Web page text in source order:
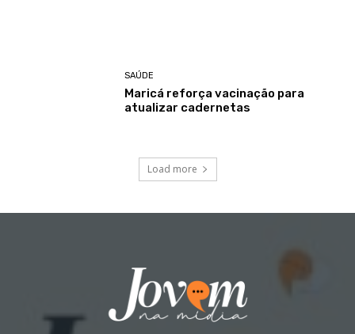
SAÚDE
Maricá reforça vacinação para
atualizar cadernetas
Load more